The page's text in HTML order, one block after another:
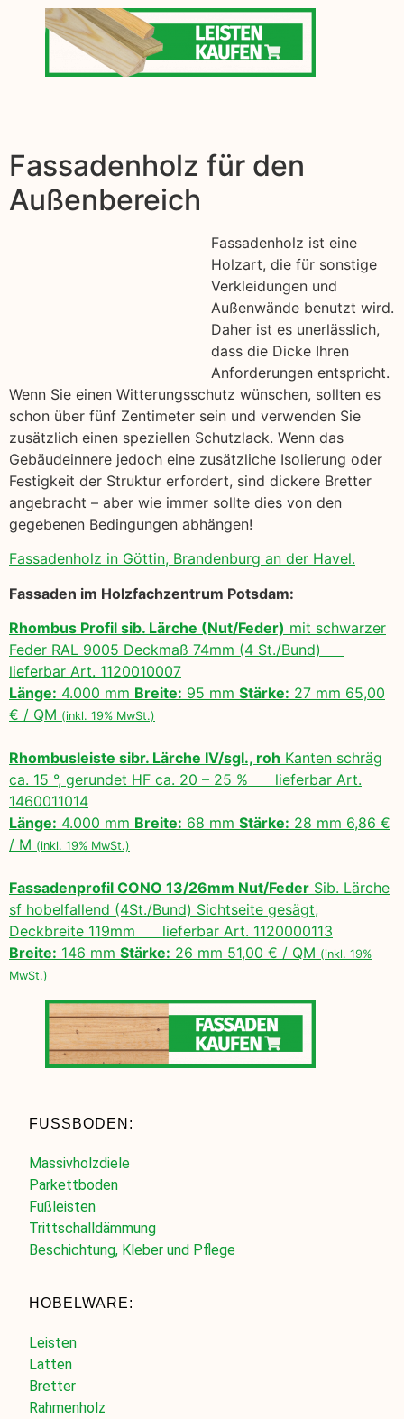
Fassadenholz für den
Außenbereich
Fassadenholz ist eine
Holzart, die für sonstige
Verkleidungen und
Außenwände benutzt wird.
Daher ist es unerlässlich,
dass die Dicke Ihren
Anforderungen entspricht.
Wenn Sie einen Witterungsschutz wünschen, sollten es
schon über fünf Zentimeter sein und verwenden Sie
zusätzlich einen speziellen Schutzlack. Wenn das
Gebäudeinnere jedoch eine zusätzliche Isolierung oder
Festigkeit der Struktur erfordert, sind dickere Bretter
angebracht – aber wie immer sollte dies von den
gegebenen Bedingungen abhängen!
Fassadenholz in Göttin, Brandenburg an der Havel.
Fassaden im Holzfachzentrum Potsdam:
Rhombus Profil sib. Lärche (Nut/Feder) mit schwarzer
Feder RAL 9005 Deckmaß 74mm (4 St./Bund)
lieferbar Art. 1120010007
Länge: 4.000 mm Breite: 95 mm Stärke: 27 mm 65,00
€ / QM (inkl. 19% MwSt.)
Rhombusleiste sibr. Lärche IV/sgl., roh Kanten schräg
ca. 15 °, gerundet HF ca. 20 – 25 % lieferbar Art.
1460011014
Länge: 4.000 mm Breite: 68 mm Stärke: 28 mm 6,86 €
/ M (inkl. 19% MwSt.)
Fassadenprofil CONO 13/26mm Nut/Feder Sib. Lärche
sf hobelfallend (4St./Bund) Sichtseite gesägt,
Deckbreite 119mm lieferbar Art. 1120000113
Breite: 146 mm Stärke: 26 mm 51,00 € / QM (inkl. 19%
MwSt.)
FUSSBODEN:
Massivholzdiele
Parkettboden
Fußleisten
Trittschalldämmung
Beschichtung, Kleber und Pflege
HOBELWARE:
Leisten
Latten
Bretter
Rahmenholz